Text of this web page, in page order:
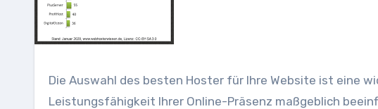
Die Auswahl des besten Hoster für Ihre Website ist eine
Leistungsfähigkeit Ihrer Online-Präsenz maßgeblich